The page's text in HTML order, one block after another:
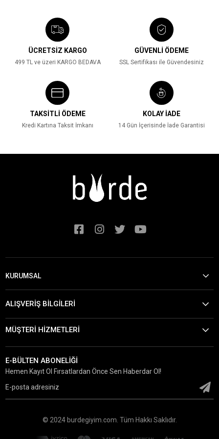
ÜCRETSİZ KARGO
499 TL ve üzeri KARGO BEDAVA
GÜVENLİ ÖDEME
SSL Sertifikası ile Güvendesiniz
TAKSİTLİ ÖDEME
Kredi Kartına Taksit İmkanı
KOLAY İADE
14 Gün İçerisinde İade Garantisi
KURUMSAL
ALIŞVERİŞ BİLGİLERİ
MÜŞTERİ HİZMETLERİ
E-BÜLTEN ABONELİĞİ
Hemen Kayıt Ol Fırsatlardan Önce Sen Haberdar Ol!
© 2024 burdegiyim.com. Tüm Hakkı Saklıdır.